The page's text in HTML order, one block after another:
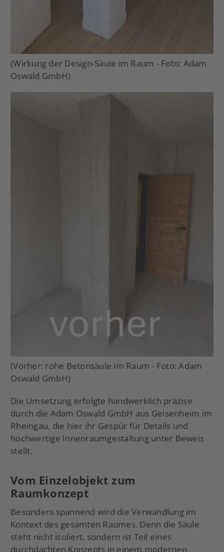
(Wirkung der Design-Säule im Raum - Foto: Adam
Oswald GmbH)
(Vorher: rohe Betonsäule im Raum - Foto: Adam
Oswald GmbH)
Die Umsetzung erfolgte handwerklich präzise
durch die Adam Oswald GmbH aus Geisenheim im
Rheingau, die hier ihr Gespür für Details und
hochwertige Innenraumgestaltung unter Beweis
stellt.
Vom Einzelobjekt zum
Raumkonzept
Besonders spannend wird die Verwandlung im
Kontext des gesamten Raumes. Denn die Säule
steht nicht isoliert, sondern ist Teil eines
durchdachten Konzepts in einem modernen